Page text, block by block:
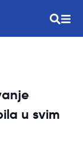
u svim